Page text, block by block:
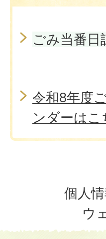
ごみ当番日
令和8年度
ンダーはこ
個人
ウ